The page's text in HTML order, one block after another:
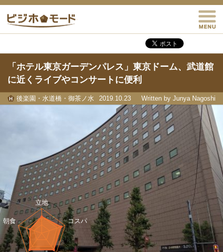
「ホテル東京ガーデンパレス」東京ドーム、武道館
に近くライブやコンサートに便利
後楽園・水道橋・御茶ノ水 2019.10.23 Written by Junya Nagoshi